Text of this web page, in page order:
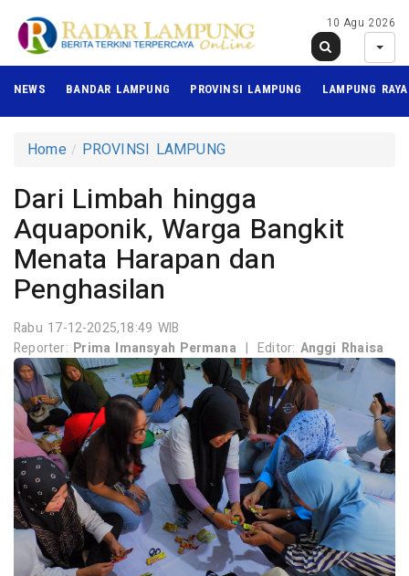
10 Agu 2026
NEWS BANDAR LAMPUNG PROVINSI LAMPUNG LAMPUNG RAYA
Home PROVINSI LAMPUNG
Dari Limbah hingga
Aquaponik, Warga Bangkit
Menata Harapan dan
Penghasilan
Rabu 17-12-2025,18:49 WIB
Reporter: Prima Imansyah Permana | Editor: Anggi Rhaisa